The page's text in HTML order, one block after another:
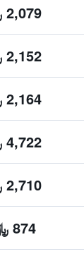
2,079 ﷼
2,152 ﷼
2,164 ﷼
4,722 ﷼
2,710 ﷼
874 ﷼